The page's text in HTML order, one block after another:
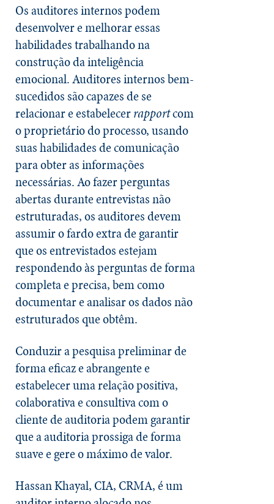
Os auditores internos podem
desenvolver e melhorar essas
habilidades trabalhando na
construção da inteligência
emocional. Auditores internos bem-
sucedidos são capazes de se
relacionar e estabelecerrapportcom
o proprietário do processo, usando
suas habilidades de comunicação
para obter as informações
necessárias. Ao fazer perguntas
abertas durante entrevistas não
estruturadas, os auditores devem
assumir o fardo extra de garantir
que os entrevistados estejam
respondendo às perguntas de forma
completa e precisa, bem como
documentar e analisar os dados não
estruturados que obtêm.
Conduzir a pesquisa preliminar de
forma eficaz e abrangente e
estabelecer uma relação positiva,
colaborativa e consultiva com o
cliente de auditoria podem garantir
que a auditoria prossiga de forma
suave e gere o máximo de valor.
Hassan Khayal, CIA, CRMA, é um